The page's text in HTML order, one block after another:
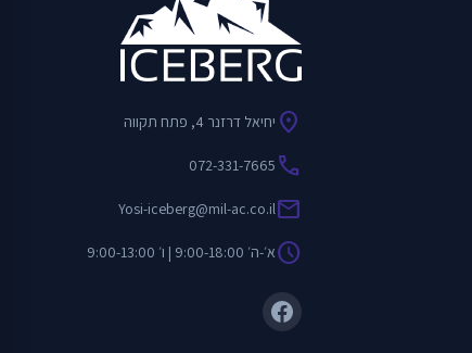
location_on יחיאל דרזנר 4, פתח תקווה
call
072-331-7665
mail
Yosi-iceberg@mil-ac.co.il
scheduleא׳-ה׳ 9:00-18:00 | ו׳ 9:00-13:00